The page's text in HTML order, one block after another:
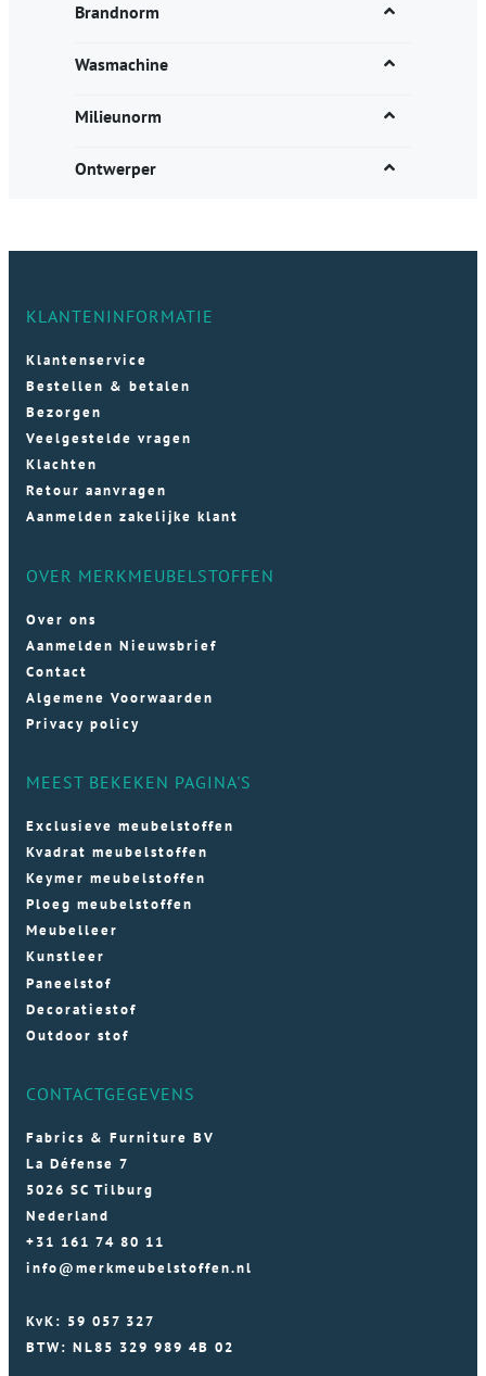
Brandnorm
Wasmachine
Milieunorm
Ontwerper
KLANTENINFORMATIE
Klantenservice
Bestellen & betalen
Bezorgen
Veelgestelde vragen
Klachten
Retour aanvragen
Aanmelden zakelijke klant
OVER MERKMEUBELSTOFFEN
Over ons
Aanmelden Nieuwsbrief
Contact
Algemene Voorwaarden
Privacy policy
MEEST BEKEKEN PAGINA'S
Exclusieve meubelstoffen
Kvadrat meubelstoffen
Keymer meubelstoffen
Ploeg meubelstoffen
Meubelleer
Kunstleer
Paneelstof
Decoratiestof
Outdoor stof
CONTACTGEGEVENS
Fabrics & Furniture BV
La Défense 7
5026 SC Tilburg
Nederland
+31 161 74 80 11
info@merkmeubelstoffen.nl
KvK: 59 057 327
BTW: NL85 329 989 4B 02